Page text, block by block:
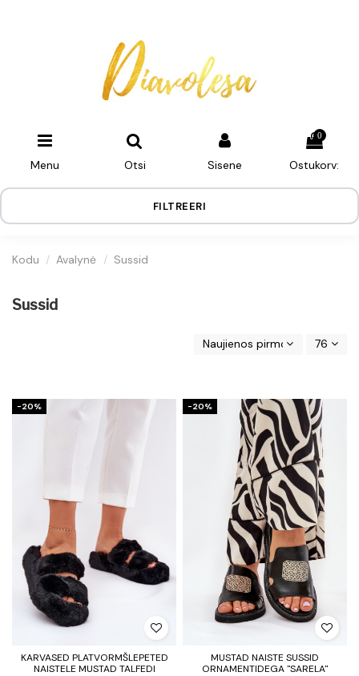
Menu Otsi Sisene
0
Ostukorv:
FILTREERI
Kodu Avalynė Sussid
Sussid
Naujienos pirmos 76
−20%
KARVASED PLATVORMŠLEPETED
NAISTELE MUSTAD TALFEDI
−20%
MUSTAD NAISTE SUSSID
ORNAMENTIDEGA "SARELA"